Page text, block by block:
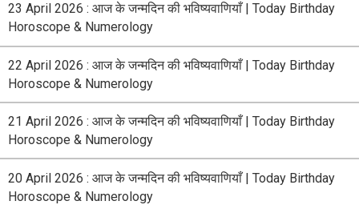
23 April 2026 : आज के जन्मदिन की भविष्यवाणियाँ | Today Birthday
Horoscope & Numerology
22 April 2026 : आज के जन्मदिन की भविष्यवाणियाँ | Today Birthday
Horoscope & Numerology
21 April 2026 : आज के जन्मदिन की भविष्यवाणियाँ | Today Birthday
Horoscope & Numerology
20 April 2026 : आज के जन्मदिन की भविष्यवाणियाँ | Today Birthday
Horoscope & Numerology